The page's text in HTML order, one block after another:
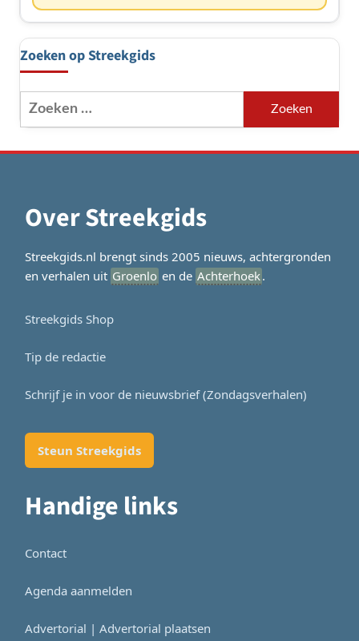
Zoeken op Streekgids
Zoeken
naar:
Over Streekgids
Streekgids.nl brengt sinds 2005 nieuws, achtergronden
en verhalen uit Groenlo en de Achterhoek.
Streekgids Shop
Tip de redactie
Schrijf je in voor de nieuwsbrief (Zondagsverhalen)
Steun Streekgids
Handige links
Contact
Agenda aanmelden
Advertorial | Advertorial plaatsen